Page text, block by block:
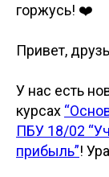
горжусь! ❤️
Привет,
У нас есть
курсах
ПБУ 18/02
прибыль”!